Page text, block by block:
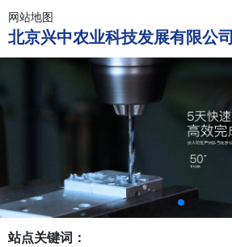
网站地图
北京兴中农业科技发展有限公司
站点关键词：